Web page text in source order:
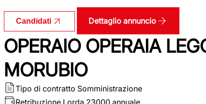
Candidati Dettaglio annuncio
OPERAIO OPERAIA
MORUBIO
Tipo di contratto Somministrazione
Retribuzione Lorda 23000 annuale